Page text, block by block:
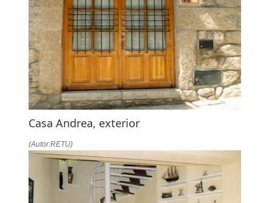
NAVEGACIÓN
Casa Andrea, exterior
(Autor:RETU)